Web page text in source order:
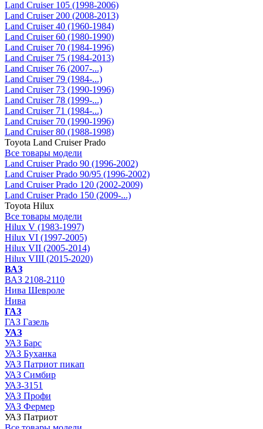
Land Cruiser 105 (1998-2006)
Land Cruiser 200 (2008-2013)
Land Cruiser 40 (1960-1984)
Land Cruiser 60 (1980-1990)
Land Cruiser 70 (1984-1996)
Land Cruiser 75 (1984-2013)
Land Cruiser 76 (2007-...)
Land Cruiser 79 (1984-...)
Land Cruiser 73 (1990-1996)
Land Cruiser 78 (1999-...)
Land Cruiser 71 (1984-...)
Land Cruiser 70 (1990-1996)
Land Cruiser 80 (1988-1998)
Toyota Land Cruiser Prado
Все товары модели
Land Cruiser Prado 90 (1996-2002)
Land Cruiser Prado 90/95 (1996-2002)
Land Cruiser Prado 120 (2002-2009)
Land Cruiser Prado 150 (2009-...)
Toyota Hilux
Все товары модели
Hilux V (1983-1997)
Hilux VI (1997-2005)
Hilux VII (2005-2014)
Hilux VIII (2015-2020)
ВАЗ
ВАЗ 2108-2110
Нива Шевроле
Нива
ГАЗ
ГАЗ Газель
УАЗ
УАЗ Барс
УАЗ Буханка
УАЗ Патриот пикап
УАЗ Симбир
УАЗ-3151
УАЗ Профи
УАЗ Фермер
УАЗ Патриот